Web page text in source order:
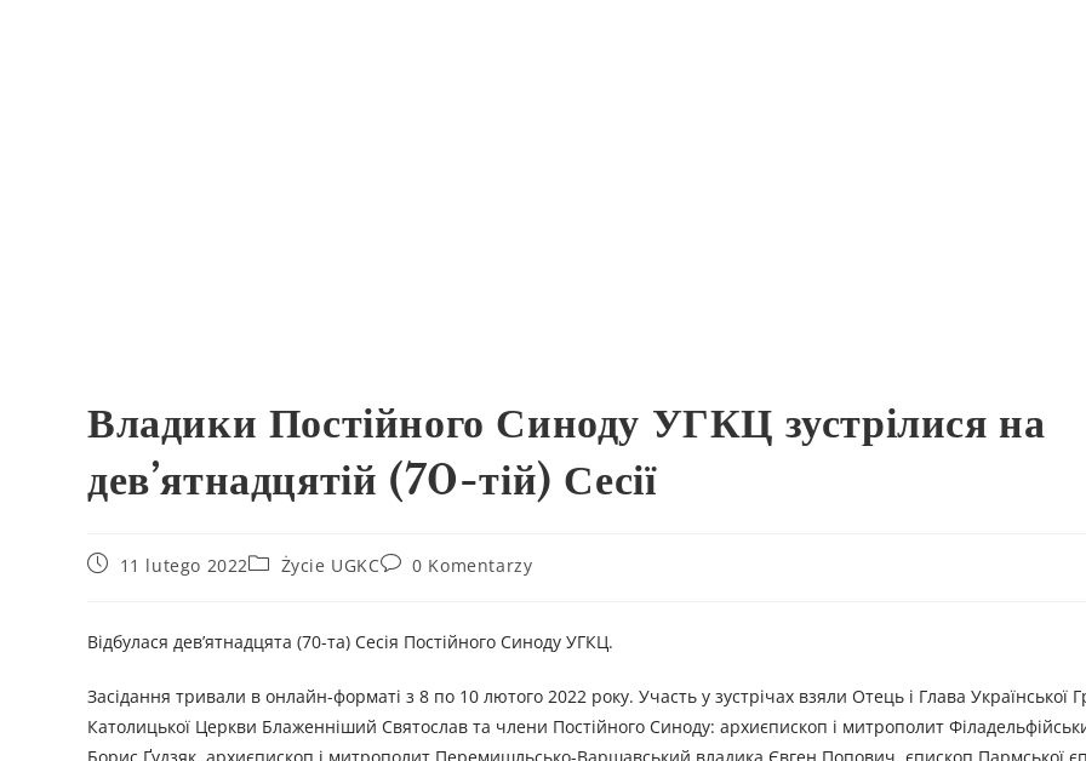
Владики Постійного Синоду УГКЦ зустрілися на
дев’ятнадцятій (70-тій) Сесії
11 lutego 2022 Życie UGKC 0 Komentarzy
Відбулася дев’ятнадцята (70-та) Сесія Постійного Синоду УГКЦ.
Засідання тривали в онлайн-форматі з 8 по 10 лютого 2022 року. Участь у зустрічах взяли Отець і Глава Української
Католицької Церкви Блаженніший Святослав та члени Постійного Синоду: архиєпископ і митрополит